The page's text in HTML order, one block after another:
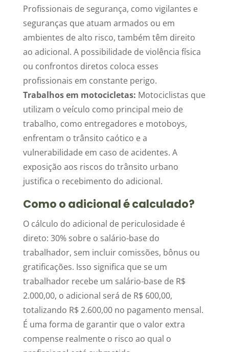
Profissionais de segurança, como vigilantes e
seguranças que atuam armados ou em
ambientes de alto risco, também têm direito
ao adicional. A possibilidade de violência física
ou confrontos diretos coloca esses
profissionais em constante perigo.
Trabalhos em motocicletas: Motociclistas que
utilizam o veículo como principal meio de
trabalho, como entregadores e motoboys,
enfrentam o trânsito caótico e a
vulnerabilidade em caso de acidentes. A
exposição aos riscos do trânsito urbano
justifica o recebimento do adicional.
Como o adicional é calculado?
O cálculo do adicional de periculosidade é
direto: 30% sobre o salário-base do
trabalhador, sem incluir comissões, bônus ou
gratificações. Isso significa que se um
trabalhador recebe um salário-base de R$
2.000,00, o adicional será de R$ 600,00,
totalizando R$ 2.600,00 no pagamento mensal.
É uma forma de garantir que o valor extra
compense realmente o risco ao qual o